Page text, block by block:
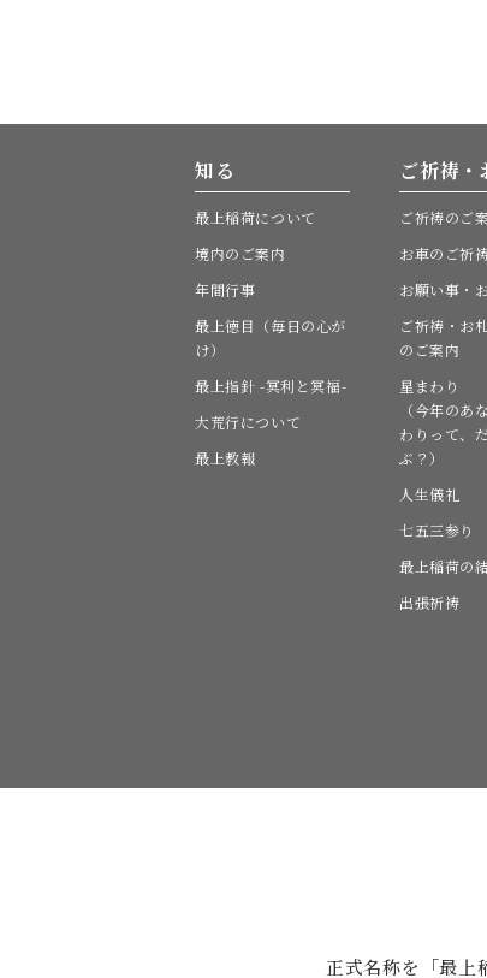
知る
最上稲荷について
境内のご案内
年間行事
最上徳目（毎日の心が
け）
最上指針 -冥利と冥福-
大荒行について
最上教報
ご祈祷・
ご祈祷のご
お車のご祈
お願い事・
ご祈祷・お
のご案内
星まわり
（今年のあ
わりって、
ぶ？）
人生儀礼
七五三参り
最上稲荷の
出張祈祷
正式名称を「最上